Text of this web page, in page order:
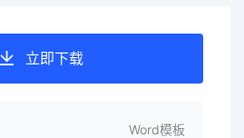
立即下载
Word模板